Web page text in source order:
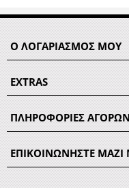
Ο ΛΟΓΑΡΙΑΣΜΟΣ ΜΟΥ
EXTRAS
ΠΛΗΡΟΦΟΡΙΕΣ ΑΓΟΡΩΝ
ΕΠΙΚΟΙΝΩΝΗΣΤΕ ΜΑΖΙ